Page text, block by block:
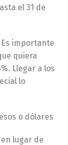
el 31 de
importante
quiera
Llegar a los
lo
o dólares
lugar de